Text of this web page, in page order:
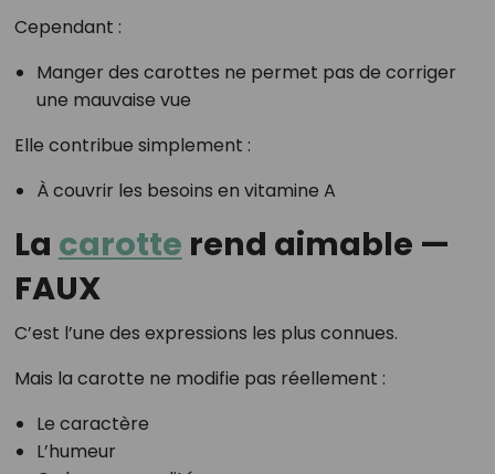
Cependant :
Manger des carottes ne permet pas de corriger
une mauvaise vue
Elle contribue simplement :
À couvrir les besoins en vitamine A
La carotte rend aimable —
FAUX
C’est l’une des expressions les plus connues.
Mais la carotte ne modifie pas réellement :
Le caractère
L’humeur